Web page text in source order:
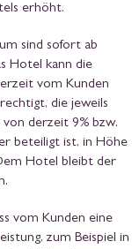
erhöht.
sind sofort ab
Hotel kann die
vom Kunden
die jeweils
derzeit 9% bzw.
beteiligt ist, in Höhe
Hotel bleibt der
vom Kunden eine
zum Beispiel in